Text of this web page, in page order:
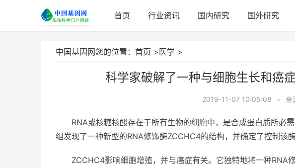
首页 行业资讯 国内研究 国外研究
中国基因网您的位置： 首页 > 医学 >
科学家破解了一种与细胞生长和癌
2019-11-07 10:05:08 • 来
RNA或核糖核酸存在于所有生物的细胞中，是合成蛋白质所必
组发现了一种新型的RNA修饰酶ZCCHC4的结构，并确定了控制该
ZCCHC4影响细胞增殖，并与癌症有关。它独特地将一种